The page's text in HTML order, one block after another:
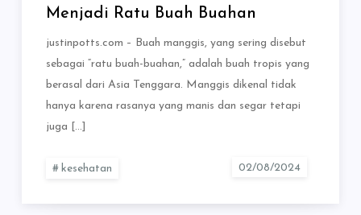
Menjadi Ratu Buah Buahan
justinpotts.com – Buah manggis, yang sering disebut
sebagai “ratu buah-buahan,” adalah buah tropis yang
berasal dari Asia Tenggara. Manggis dikenal tidak
hanya karena rasanya yang manis dan segar tetapi
juga […]
kesehatan